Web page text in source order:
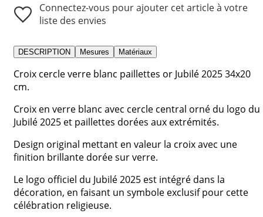
Connectez-vous pour ajouter cet article à votre
liste des envies
DESCRIPTION Mesures Matériaux
Croix cercle verre blanc paillettes or Jubilé 2025 34x20
cm.
Croix en verre blanc avec cercle central orné du logo du
Jubilé 2025 et paillettes dorées aux extrémités.
Design original mettant en valeur la croix avec une
finition brillante dorée sur verre.
Le logo officiel du Jubilé 2025 est intégré dans la
décoration, en faisant un symbole exclusif pour cette
célébration religieuse.